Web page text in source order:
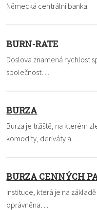
Německá centrální banka.
BURN-RATE
Doslova znamená rychlost
společnost…
BURZA
Burza je tržiště, na kterém
komodity, deriváty a…
BURZA CENNÝCH
Instituce, která je na
oprávněna…